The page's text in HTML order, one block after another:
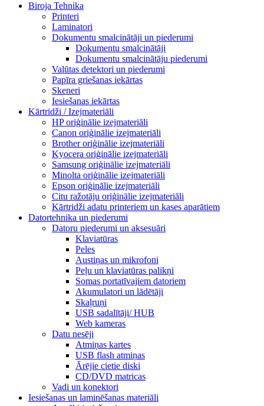
Biroja Tehnika
Printeri
Laminatori
Dokumentu smalcinātāji un piederumi
Dokumentu smalcinātāji
Dokumentu smalcinātāju piederumi
Valūtas detektori un piederumi
Papīra griešanas iekārtas
Skeneri
Iesiešanas iekārtas
Kārtridži / Izejmateriāli
HP oriģinālie izejmateriāli
Canon oriģinālie izejmateriāli
Brother oriģinālie izejmateriāli
Kyocera oriģinālie izejmateriāli
Samsung oriģinālie izejmateriāli
Minolta oriģinālie izejmateriāli
Epson oriģinālie izejmateriāli
Citu ražotāju oriģinālie izejmateriāli
Kārtridži adatu printeriem un kases aparātiem
Datortehnika un piederumi
Datoru piederumi un aksesuāri
Klaviatūras
Peles
Austiņas un mikrofoni
Peļu un klaviatūras palikņi
Somas portatīvajiem datoriem
Akumulatori un lādētāji
Skaļruņi
USB sadalītāji/ HUB
Web kameras
Datu nesēji
Atmiņas kartes
USB flash atmiņas
Ārējie cietie diski
CD/DVD matricas
Vadi un konektori
Iesiešanas un laminēšanas materiāli